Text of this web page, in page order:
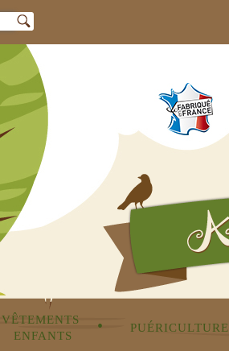
VÊTEMENTS
ENFANTS
• PUÉRICULTURE